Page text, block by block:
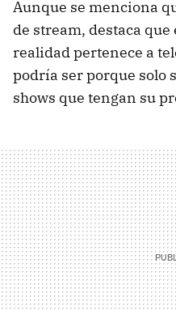
Aunque se menciona
de stream, destaca
realidad pertenece a
podría ser porque solo
shows que tengan su